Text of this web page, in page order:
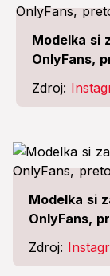
Modelka si
OnlyFans,
Zdroj:
Modelka si
OnlyFans,
Zdroj: